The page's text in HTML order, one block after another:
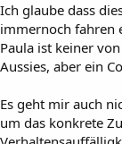
Ich glaube dass
immernoch fahren
Paula ist keiner
Aussies, aber ein
Es geht mir auch
um das konkrete